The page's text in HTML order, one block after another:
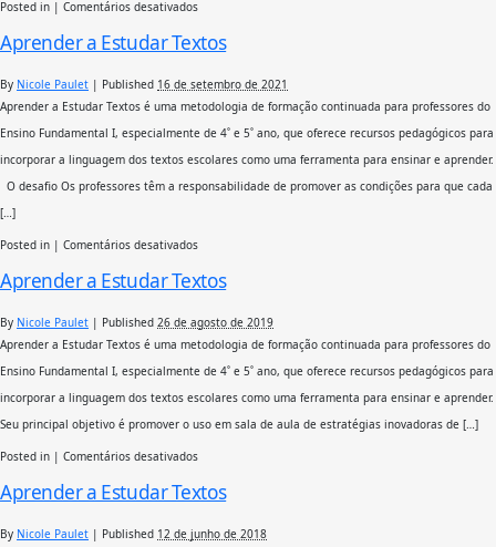
Posted in | Comentários desativadosem
a
Estudar
2022
Aprender a Estudar Textos
By Nicole Paulet | Published 16 de setembro de 2021
Aprender a Estudar Textos é uma metodologia de formação continuada para professores do
Ensino Fundamental I, especialmente de 4˚ e 5˚ ano, que oferece recursos pedagógicos para
incorporar a linguagem dos textos escolares como uma ferramenta para ensinar e aprender.
O desafio Os professores têm a responsabilidade de promover as condições para que cada
[…]
Posted in | Comentários desativadosem
a
Estudar
Aprender a Estudar Textos
By Nicole Paulet | Published 26 de agosto de 2019
Aprender a Estudar Textos é uma metodologia de formação continuada para professores do
Ensino Fundamental I, especialmente de 4˚ e 5˚ ano, que oferece recursos pedagógicos para
incorporar a linguagem dos textos escolares como uma ferramenta para ensinar e aprender.
Seu principal objetivo é promover o uso em sala de aula de estratégias inovadoras de […]
Posted in | Comentários desativadosem
a
Estudar
Aprender a Estudar Textos
By Nicole Paulet | Published 12 de junho de 2018